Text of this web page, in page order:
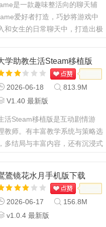
是一款趣味整活向的聊天辅
爱好者打造，巧妙将游戏中
和女生的日常聊天中，打造出极
最新动态LiveG...
学助教生活Steam移植版
2026-06-18
813.9M
V1.40 最新版
活Steam移植版是互动剧情游
教师。有丰富教学系统与策略选
多结局与丰富内容，还有沉浸式
通过...
鷟镜花水月手机版下载
2026-06-17
156.8M
v1.0.4 最新版